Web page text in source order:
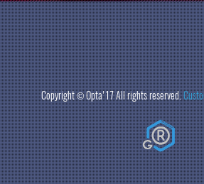
Copyright ©Opta'17 All rights reserved.